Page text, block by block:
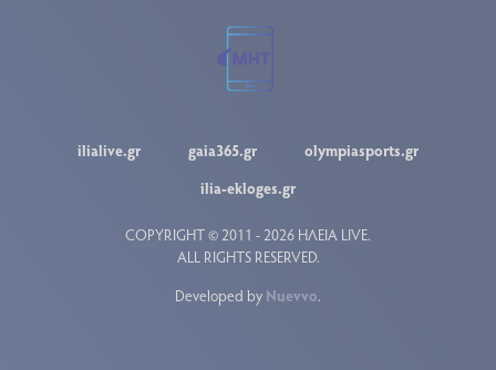
ilialive.gr gaia365.gr
olympiasports.gr
ilia-ekloges.gr
COPYRIGHT © 2011 - 2026 ΗΛΕΙΑ LIVE.
ALL RIGHTS RESERVED.
Developed by Nuevvo.